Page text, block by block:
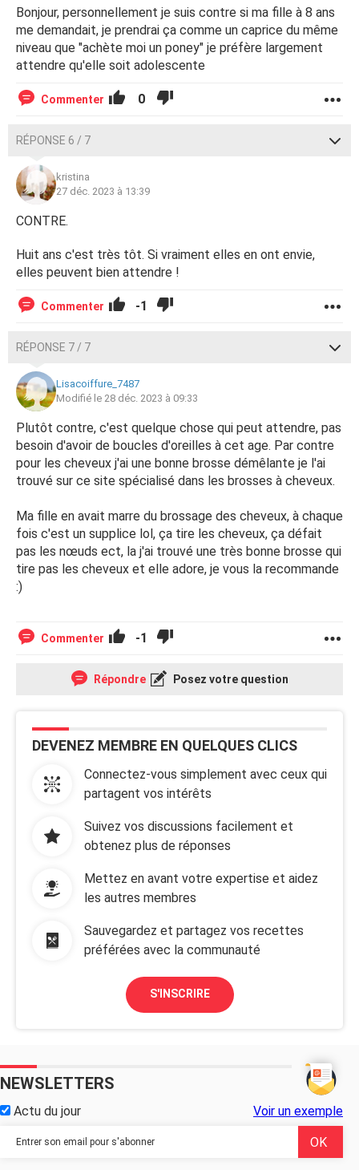
Bonjour, personnellement je suis contre si ma fille à 8 ans
me demandait, je prendrai ça comme un caprice du même
niveau que "achète moi un poney" je préfère largement
attendre qu'elle soit adolescente
Commenter 0
RÉPONSE 6 / 7
kristina
27 déc. 2023 à 13:39
CONTRE.
Huit ans c'est très tôt. Si vraiment elles en ont envie,
elles peuvent bien attendre !
Commenter -1
RÉPONSE 7 / 7
Lisacoiffure_7487
Modifié le 28 déc. 2023 à 09:33
Plutôt contre, c'est quelque chose qui peut attendre, pas
besoin d'avoir de boucles d'oreilles à cet age. Par contre
pour les cheveux j'ai une bonne brosse démêlante je l'ai
trouvé sur ce site spécialisé dans les brosses à cheveux.
Ma fille en avait marre du brossage des cheveux, à chaque
fois c'est un supplice lol, ça tire les cheveux, ça défait
pas les nœuds ect, la j'ai trouvé une très bonne brosse qui
tire pas les cheveux et elle adore, je vous la recommande
:)
Commenter -1
Répondre Posez votre question
DEVENEZ MEMBRE EN QUELQUES CLICS
Connectez-vous simplement avec ceux qui
partagent vos intérêts
Suivez vos discussions facilement et
obtenez plus de réponses
Mettez en avant votre expertise et aidez
les autres membres
Sauvegardez et partagez vos recettes
préférées avec la communauté
S'INSCRIRE
NEWSLETTERS
Actu du jour Voir un exemple